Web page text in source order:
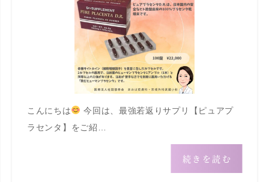
こんにちは
今回は、最強若返りサプリ【ピュアプ
ラセンタ】をご紹…
続きを読む